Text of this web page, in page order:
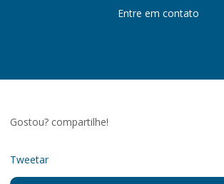
Entre em contato
Gostou? compartilhe!
Tweetar